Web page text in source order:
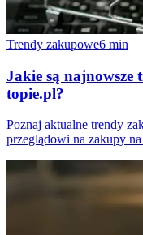
Trendy zakupowe6 min
Jakie są najnowsze
topie.pl?
Poznaj aktualne trendy
przeglądowi na zakupy